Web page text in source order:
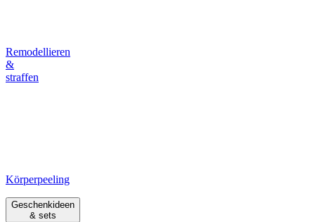
Remodellieren
&
straffen
Körperpeeling
Geschenkideen
& sets